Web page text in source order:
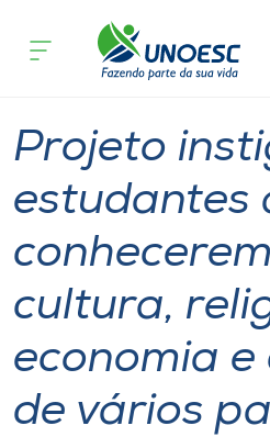
Cursos
Pesquisa
Atendimento ao Estudante
Portal de Ensino
Unoesc
acontece
países
Projeto
estudantes
cultura,
economia
de vários